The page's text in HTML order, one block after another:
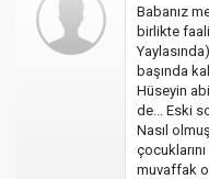
Babanız
birlikte
başında
Hüseyin
de... Eski
Nasıl
muvaffak